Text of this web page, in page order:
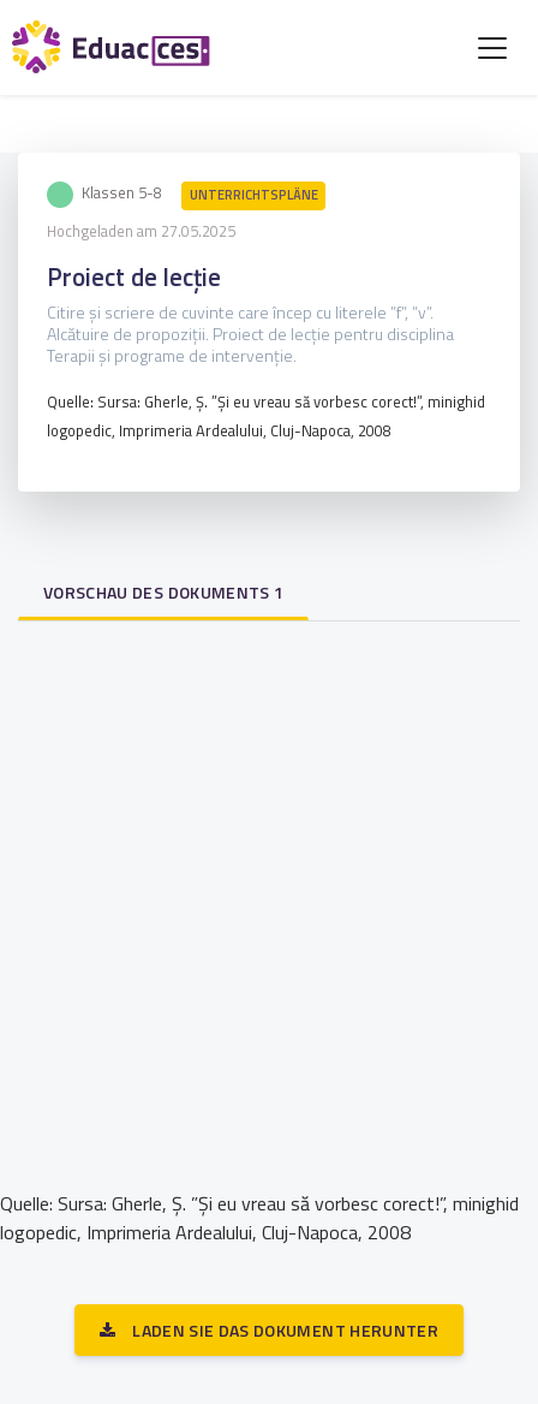
Klassen 5-8 UNTERRICHTSPLÄNE
Hochgeladen am 27.05.2025
Proiect de lecție
Citire și scriere de cuvinte care încep cu literele ”f”, ”v”.
Alcătuire de propoziții. Proiect de lecție pentru disciplina
Terapii și programe de intervenție.
Quelle: Sursa: Gherle, Ș. ”Și eu vreau să vorbesc corect!”, minighid
logopedic, Imprimeria Ardealului, Cluj-Napoca, 2008
VORSCHAU DES DOKUMENTS 1
Quelle: Sursa: Gherle, Ș. ”Și eu vreau să vorbesc corect!”, minighid
logopedic, Imprimeria Ardealului, Cluj-Napoca, 2008
LADEN SIE DAS DOKUMENT HERUNTER